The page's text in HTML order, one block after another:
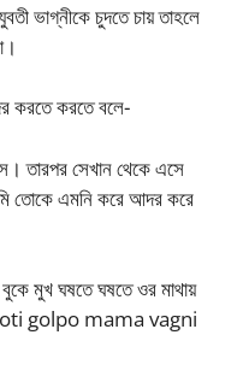
ভাগ্নীকে চুদতে চায় তাহলে
করতে করতে বলে-
তারপর সেখান থেকে এসে
তোকে এমনি করে আদর করে
মুখ ঘষতে ঘষতে ওর মাথায়
golpo mama vagni